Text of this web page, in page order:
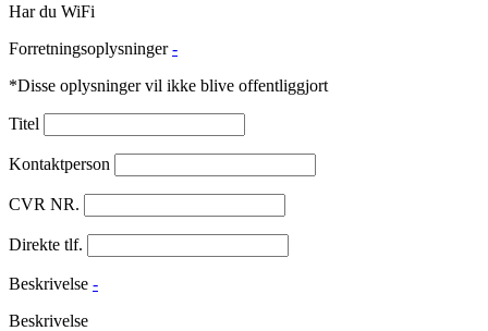
Har du WiFi
Forretningsoplysninger -
*Disse oplysninger vil ikke blive offentliggjort
Titel
Kontaktperson
CVR NR.
Direkte tlf.
Beskrivelse -
Beskrivelse